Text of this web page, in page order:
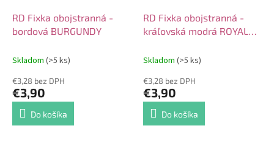
RD Fixka obojstranná -
bordová BURGUNDY
Skladom (>5 ks)
€3,28 bez DPH
€3,90
Do košíka
RD Fixka obojstranná -
kráľovská modrá ROYAL
Skladom (>5 ks)
€3,28 bez DPH
€3,90
Do košíka